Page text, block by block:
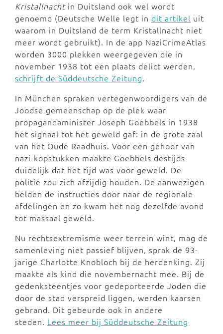
Kristallnachtin Duitsland ook wel wordt
genoemd (Deutsche Welle legt in dit artikel uit
waarom in Duitsland de term Kristallnacht niet
meer wordt gebruikt). In de app NaziCrimeAtlas
worden 3000 plekken weergegeven die in
november 1938 tot een plaats delict werden,
schrijft de Süddeutsche Zeitung.
In München spraken vertegenwoordigers van de
Joodse gemeenschap op de plek waar
propagandaminister Joseph Goebbels in 1938
het signaal tot het geweld gaf: in de grote zaal
van het Oude Raadhuis. Voor een gehoor van
nazi-kopstukken maakte Goebbels destijds
duidelijk dat het tijd was voor geweld. De
politie zou zich afzijdig houden. De aanwezigen
belden de instructies door naar de regionale
afdelingen en zo kwam het nog dezelfde avond
tot massaal geweld.
Nu rechtsextremisme weer terrein wint, mag de
samenleving niet passief blijven, sprak de 93-
jarige Charlotte Knobloch bij de herdenking. Zij
maakte als kind die novembernacht mee. Bij de
gedenksteentjes voor gedeporteerde Joden die
door de stad verspreid liggen, werden kaarsen
gebrand. Dit gebeurde ook in andere
steden. Lees meer bij Süddeutsche Zeitung